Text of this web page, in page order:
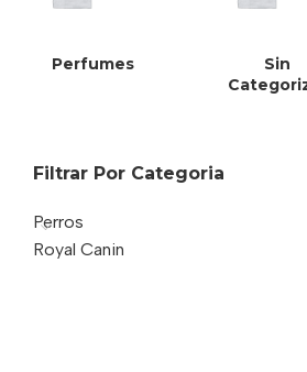
Perfumes
Sin
Filtrar Por Categoria
Perros
Royal Canin